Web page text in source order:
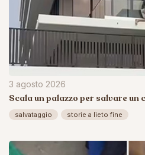
3 agosto 2026
Scala un palazzo per salvare un
salvataggio storie a lieto fine